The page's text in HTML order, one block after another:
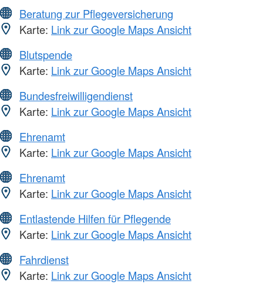
Beratung zur Pflegeversicherung
Karte: Link zur Google Maps Ansicht
Blutspende
Karte: Link zur Google Maps Ansicht
Bundesfreiwilligendienst
Karte: Link zur Google Maps Ansicht
Ehrenamt
Karte: Link zur Google Maps Ansicht
Ehrenamt
Karte: Link zur Google Maps Ansicht
Entlastende Hilfen für Pflegende
Karte: Link zur Google Maps Ansicht
Fahrdienst
Karte: Link zur Google Maps Ansicht